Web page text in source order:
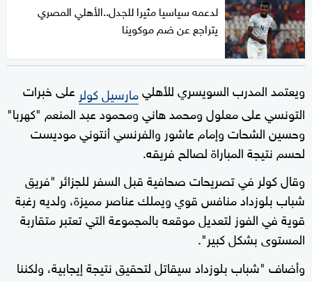
لدعمه سياسيا مثيرا للجدل..الأهلي المصري
يتراجع عن ضم موكوينا
ويعتمد المدرب السويسري للأهليمارسيل كولر على خبرات
التونسي على معلول ومحمد هاني ومحمود عبد المنعم "كهربا"
وحسين الشحات وإمام عاشور والفرنسي أنتوني موديست
لحسم نتيجة المباراة لصالح فريقه.
وقال كولر في تصريحات صحافية قبل السفر للجزائر "فريق
شباب بلوزداد منافس قوي ويملك عناصر مميزة، ولديه رغبة
قوية في الفوز لتعديل موقعه بالمجموعة التي تعتبر متقاربة
المستوى بشكل كبير".
وأضاف "شباب بلوزداد سيقاتل لتحقيق نتيجة إيجابية، ولكننا